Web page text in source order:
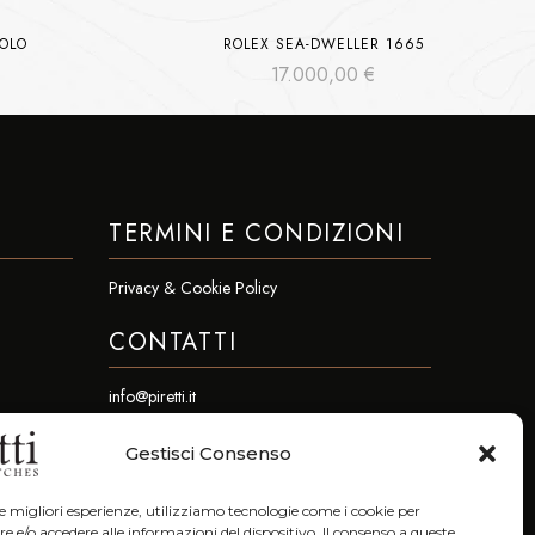
Gestisci Consenso
migliori esperienze, utilizziamo tecnologie come i cookie per
ROLEX SEA-DWELLER 1665
17.000,00 €
TERMINI E CONDIZIONI
Privacy & Cookie Policy
CONTATTI
info@piretti.it
Galleria Cavour 7/F 40124 Bologna (Bo)